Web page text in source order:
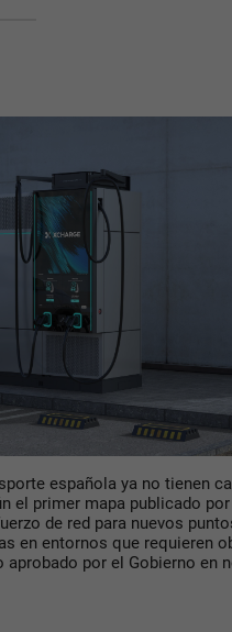
española ya no tienen
el primer mapa publicado
de red para nuevos
en entornos que requieren
por el Gobierno en